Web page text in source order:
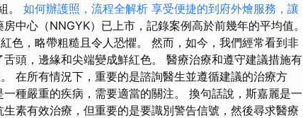
。 如何辦護照，流程全解析 享受便捷的到府外燴服務，讓
中心（NNGYK）已上市，記錄案例高於前幾年的平均值。
色，略帶粗糙且令人恐懼。 然而，如今，我們經常看到非
頭，邊緣和尖端變成鮮紅色。 醫療治療和遵守建議措施有
在所有情況下，重要的是諮詢醫生並遵循建議的治療方
種嚴重的疾病，需要適當的關注。 換句話說，斯嘉麗是一
素有效治療，但重要的是要識別警告信號，然後尋求醫療